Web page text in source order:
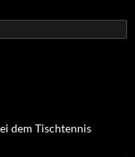
dem Tischtennis